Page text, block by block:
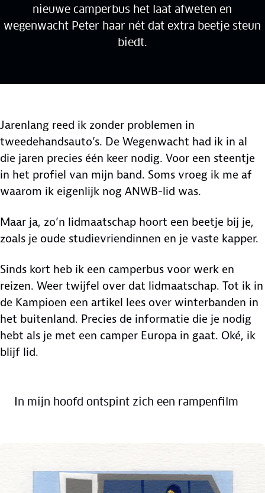
nieuwe camperbus het laat afweten en
wegenwacht Peter haar nét dat extra beetje steun
biedt.
Jarenlang reed ik zonder problemen in
tweedehandsauto’s. De Wegenwacht had ik in al
die jaren precies één keer nodig. Voor een steentje
in het profiel van mijn band. Soms vroeg ik me af
waarom ik eigenlijk nog ANWB-lid was.
Maar ja, zo’n lidmaatschap hoort een beetje bij je,
zoals je oude studievriendinnen en je vaste kapper.
Sinds kort heb ik een camperbus voor werk en
reizen. Weer twijfel over dat lidmaatschap. Tot ik in
de Kampioen een artikel lees over winterbanden in
het buitenland. Precies de informatie die je nodig
hebt als je met een camper Europa in gaat. Oké, ik
blijf lid.
In mijn hoofd ontspint zich een rampenfilm